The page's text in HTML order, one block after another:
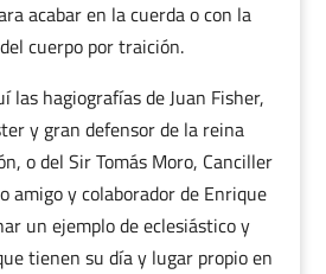
acabar en la cuerda o con la
cuerpo por traición.
las hagiografías de Juan Fisher,
y gran defensor de la reina
o del Sir Tomás Moro, Canciller
amigo y colaborador de Enrique
un ejemplo de eclesiástico y
tienen su día y lugar propio en